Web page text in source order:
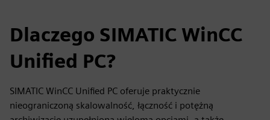
Dlaczego SIMATIC WinCC
Unified PC?
SIMATIC WinCC Unified PC oferuje praktycznie
nieograniczoną skalowalność, łączność i potężną